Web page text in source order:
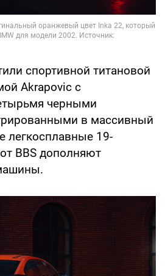
спортивной титановой
Akrapovic с
черными
в массивный
легкосплавные 19-
BBS дополняют